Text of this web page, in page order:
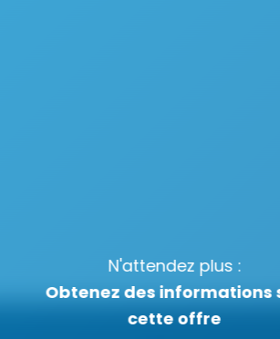
N'attendez plus :
Obtenez des informations
cette offre